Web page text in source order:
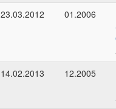
23.03.2012
01.2006
14.02.2013
12.2005